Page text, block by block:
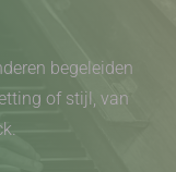
begeleiden
of stijl, van